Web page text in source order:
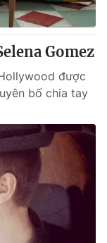
Gomez
được
bố chia tay